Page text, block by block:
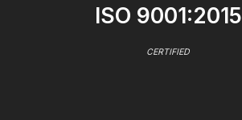
ISO 9001:2015
CERTIFIED